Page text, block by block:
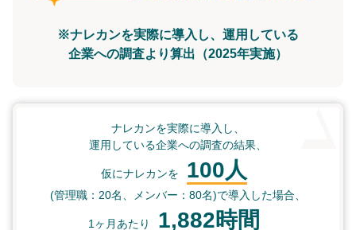
※ナレカンを実際に導入し、運用している
企業への調査より算出（2025年実施）
ナレカンを実際に導入し、
運用している企業への調査の結果、
仮にナレカンを 100人
(管理職：20名、メンバー：80名)で導入した場合、
1ヶ月あたり 1,882時間